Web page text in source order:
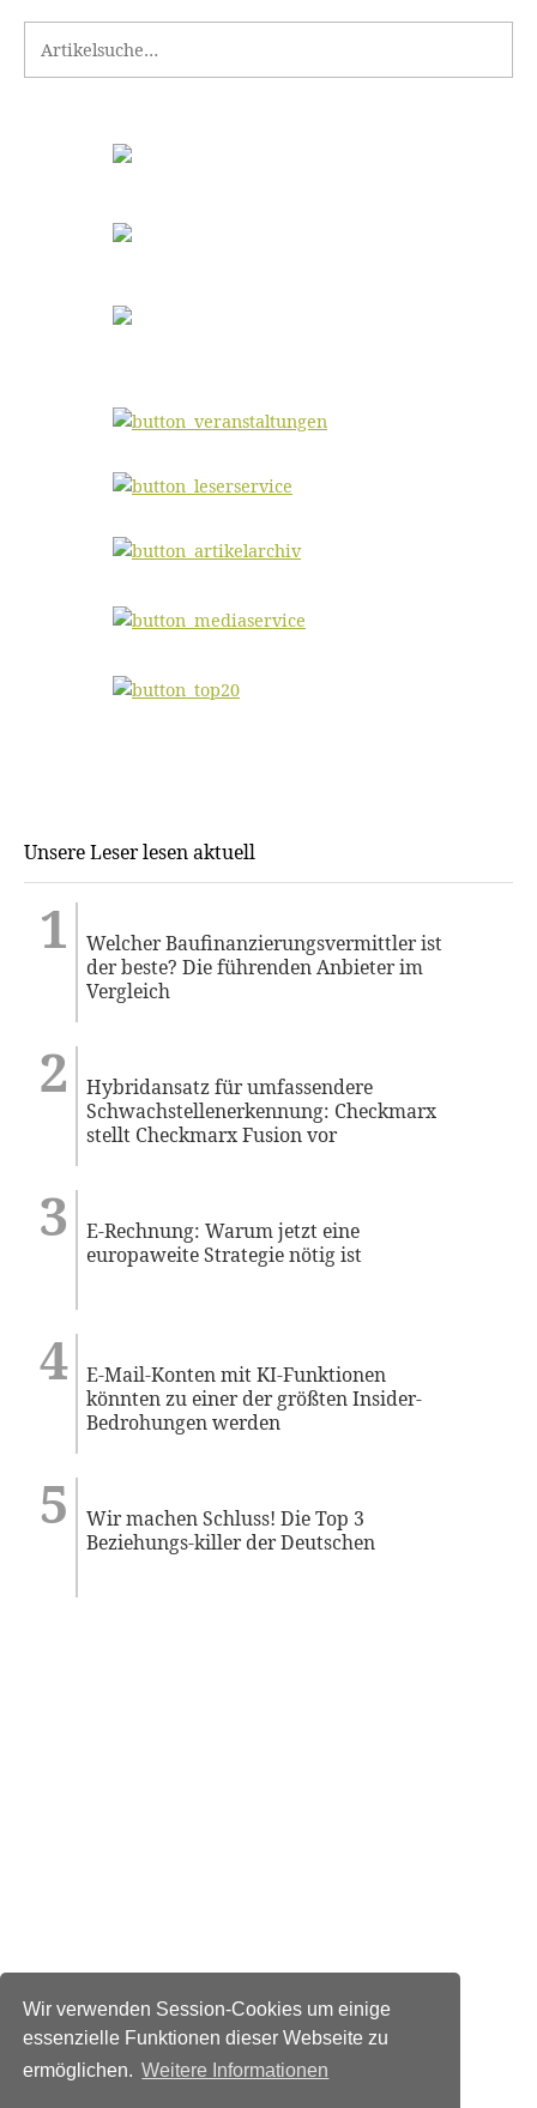
Wir verwenden Session-Cookies um einige
essenzielle Funktionen dieser Webseite zu
ermöglichen. Weitere Informationen
Unsere Leser lesen aktuell
Welcher Baufinanzierungsvermittler ist
der beste? Die führenden Anbieter im
Vergleich
Hybridansatz für umfassendere
Schwachstellenerkennung: Checkmarx
stellt Checkmarx Fusion vor
E-Rechnung: Warum jetzt eine
europaweite Strategie nötig ist
E-Mail-Konten mit KI-Funktionen
könnten zu einer der größten Insider-
Bedrohungen werden
Wir machen Schluss! Die Top 3
Beziehungs-killer der Deutschen